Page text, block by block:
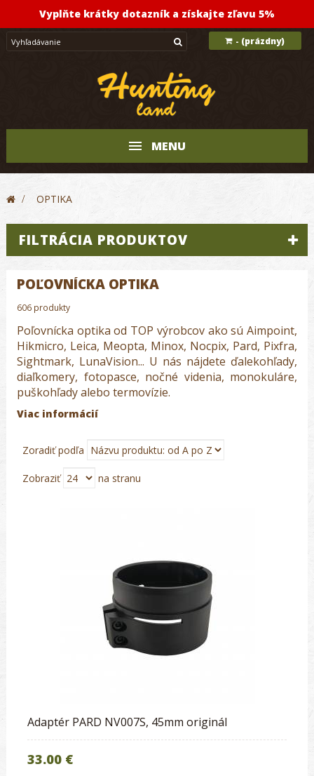
Vyplňte krátky dotazník a získajte zľavu 5%
- (prázdny)
MENU
> OPTIKA
FILTRÁCIA PRODUKTOV
POĽOVNÍCKA OPTIKA
606 produkty
Poľovnícka optika od TOP výrobcov ako sú Aimpoint,
Hikmicro, Leica, Meopta, Minox, Nocpix, Pard, Pixfra,
Sightmark, LunaVision... U nás nájdete ďalekohľady,
diaľkomery, fotopasce, nočné videnia, monokuláre,
puškohľady alebo termovízie.
Viac informácií
Zoradiť podľa
Zobraziť na stranu
Adaptér PARD NV007S, 45mm originál
33.00 €